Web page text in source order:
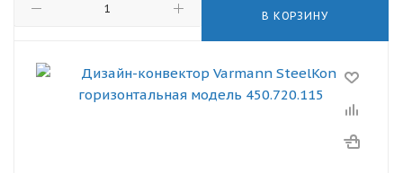
В КОРЗИНУ